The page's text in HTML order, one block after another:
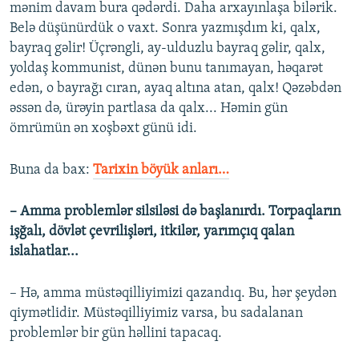
mənim davam bura qədərdi. Daha arxayınlaşa bilərik.
Belə düşünürdük o vaxt. Sonra yazmışdım ki, qalx,
bayraq gəlir! Üçrəngli, ay-ulduzlu bayraq gəlir, qalx,
yoldaş kommunist, dünən bunu tanımayan, həqarət
edən, o bayrağı cıran, ayaq altına atan, qalx! Qəzəbdən
əssən də, ürəyin partlasa da qalx... Həmin gün
ömrümün ən xoşbəxt günü idi.
Buna da bax:​ Tarixin böyük anları…
– Amma problemlər silsiləsi də başlanırdı. Torpaqların
işğalı, dövlət çevrilişləri, itkilər, yarımçıq qalan
islahatlar...
– Hə, amma müstəqilliyimizi qazandıq. Bu, hər şeydən
qiymətlidir. Müstəqilliyimiz varsa, bu sadalanan
problemlər bir gün həllini tapacaq.